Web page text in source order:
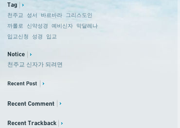
천주교 성서 바르바라
그리스도인
까롤로
신약성경 예비신자
막달레나
입교신청
성경 입교
천주교 신자가 되려면